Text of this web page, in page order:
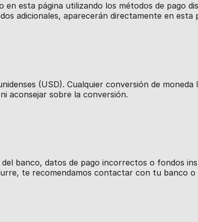
esta página utilizando los métodos de pago
adicionales, aparecerán directamente en esta
(USD). Cualquier conversión de
aconsejar sobre la conversión.
banco, datos de pago incorrectos o fondos
te recomendamos contactar con tu banco